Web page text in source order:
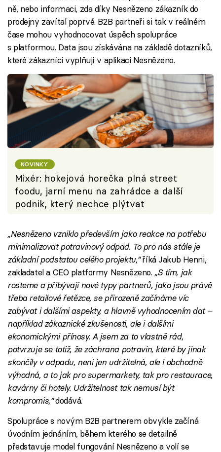
ně, nebo informaci, zda díky Nesnězeno zákazník do
prodejny zavítal poprvé. B2B partneři si tak v reálném
čase mohou vyhodnocovat úspěch spolupráce
s platformou. Data jsou získávána na základě dotazníků,
které zákazníci vyplňují v aplikaci Nesnězeno.
NOVINKY
Mixér: hokejová horečka plná street
foodu, jarní menu na zahrádce a další
podnik, který nechce plýtvat
„Nesnězeno vzniklo především jako reakce na potřebu
minimalizovat potravinový odpad. To pro nás stále je
základní podstatou celého projektu,“říká Jakub Henni,
zakladatel a CEO platformy Nesnězeno. „S tím, jak
rosteme a přibývají nové typy partnerů, jako jsou právě
třeba retailové řetězce, se přirozeně začínáme víc
zabývat i dalšími aspekty, a hlavně vyhodnocením dat –
například zákaznické zkušenosti, ale i dalšími
ekonomickými přínosy. A jsem za to vlastně rád,
potvrzuje se totiž, že záchrana potravin, které by jinak
skončily v odpadu, není jen udržitelná, ale i obchodně
výhodná, a to jak pro supermarkety, tak pro restaurace,
kavárny či hotely. Udržitelnost tak nemusí být
kompromis,“dodává.
Spolupráce s novým B2B partnerem obvykle začíná
úvodním jednáním, během kterého se detailně
představuje model fungování Nesnězeno a volí se